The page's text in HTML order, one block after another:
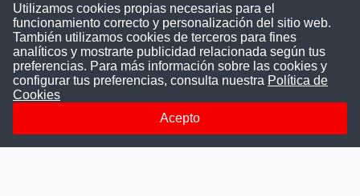
Puede comunicarse con nosotros a través
nuestras redes sociales o del correo:
contacto@convocatoriasdetrabajo.com
Siguenos en:
Utilizamos cookies propias necesarias para el
funcionamiento correcto y personalización del sitio web.
También utilizamos cookies de terceros para fines
analíticos y mostrarte publicidad relacionada según tus
preferencias. Para más información sobre las cookies y
configurar tus preferencias, consulta nuestra Política de
Cookies
Acepto